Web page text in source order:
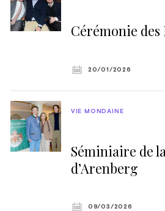
Cérémonie des
20/01/2026
Séminiaire de
d’Arenberg
VIE MONDAINE
09/03/2026